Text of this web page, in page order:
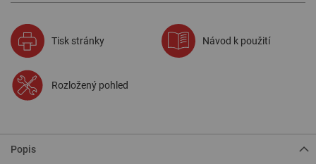
Tisk stránky Návod k použití
Rozložený pohled
Popis